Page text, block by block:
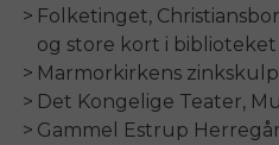
Folketinget,
og store kort i biblioteket
Marmorkirkens
Det Kongelige Teater,
Gammel Estrup